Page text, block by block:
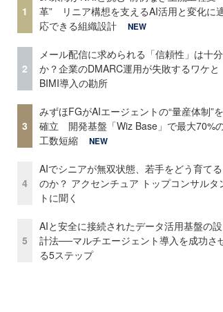
1
革” リニア構想を支えるAI活用と変化に
応できる組織設計
NEW
2
メール配信に求められる「信頼性」は十分
か？企業のDMARC運用が失敗するワケと
BIMI導入の勘所
3
みずほFGがAIエージェントの“量産体制”を
確立 開発基盤「Wiz Base」で最大70%
工数短縮
NEW
4
AIでシニアが無双状態、若手をどう育てる
のか？ アクセンチュア トップコンサルタ
トに聞く
5
AIと安全に接続されたデータ活用基盤の設
計法──マルチエージェント導入を成功さ
る5ステップ